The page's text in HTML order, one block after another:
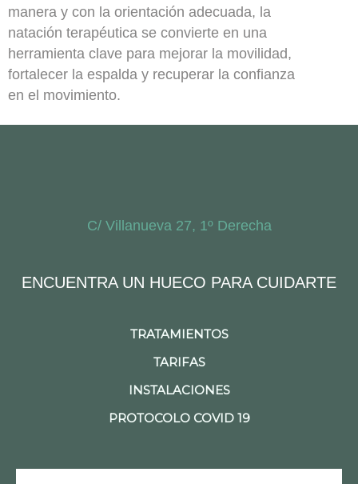
manera y con la orientación adecuada, la
natación terapéutica se convierte en una
herramienta clave para mejorar la movilidad,
fortalecer la espalda y recuperar la confianza
en el movimiento.
C/ Villanueva 27, 1º Derecha
ENCUENTRA UN HUECO PARA CUIDARTE
TRATAMIENTOS
TARIFAS
INSTALACIONES
PROTOCOLO COVID 19